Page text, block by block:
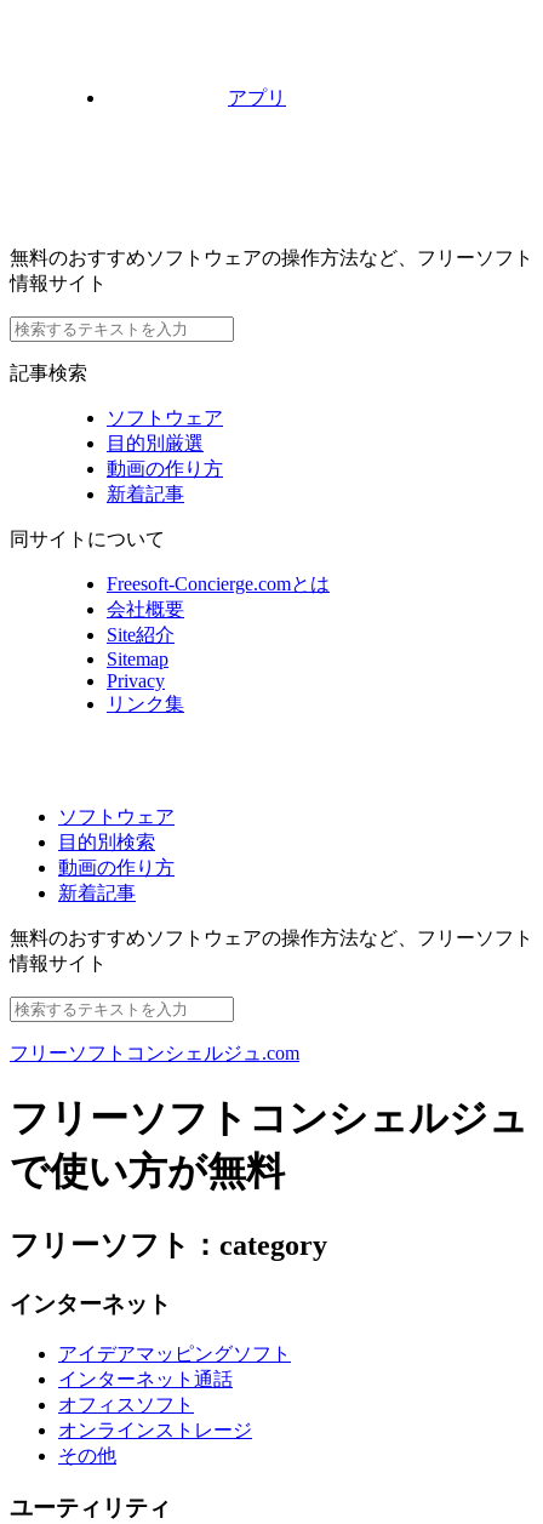
アプリ
無料のおすすめソフトウェアの操作方法など、フリーソフト
情報サイト
記事検索
ソフトウェア
目的別厳選
動画の作り方
新着記事
同サイトについて
Freesoft-Concierge.comとは
会社概要
Site紹介
Sitemap
Privacy
リンク集
ソフトウェア
目的別検索
動画の作り方
新着記事
無料のおすすめソフトウェアの操作方法など、 フリーソフト
情報サイト
フリーソフトコンシェルジュ.com
フリーソフトコンシェルジュ
で使い方が無料
フリーソフト：category
インターネット
アイデアマッピングソフト
インターネット通話
オフィスソフト
オンラインストレージ
その他
ユーティリティ